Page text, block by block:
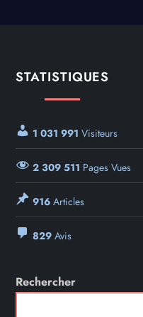
STATISTIQUES
1 031 991 Visiteurs
2 309 511 Pages Vues
916 Articles
829 Avis
Rechercher